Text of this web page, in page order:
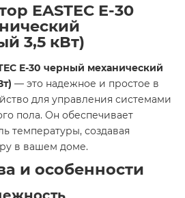
EASTEC E-30
3,5 кВт)
E-30 черный механический
— это надежное и простое в
для управления системами
пола. Он обеспечивает
температуры, создавая
в вашем доме.​
и особенности